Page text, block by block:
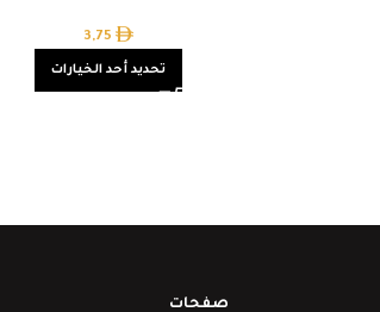
3,75
تحديد أحد الخيارات
صفحات